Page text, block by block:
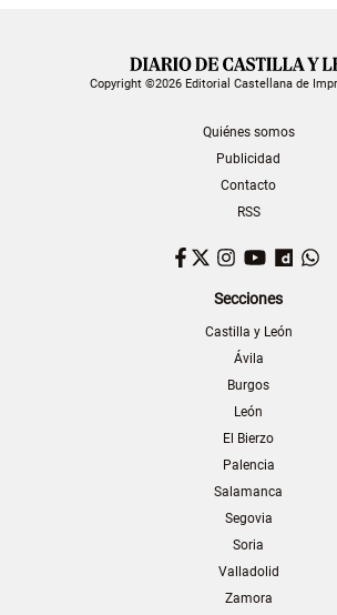
Copyright ©2026 Editorial Castellana de
Quiénes somos
Publicidad
Contacto
RSS
Facebook
TwitterInstagram
YouTube
Secciones
Castilla y León
Ávila
Burgos
León
El Bierzo
Palencia
Salamanca
Segovia
Soria
Valladolid
Zamora